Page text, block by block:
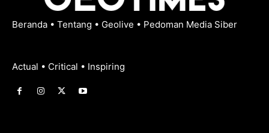
Beranda • Tentang • Geolive • Pedoman Media Siber
Actual • Critical • Inspiring